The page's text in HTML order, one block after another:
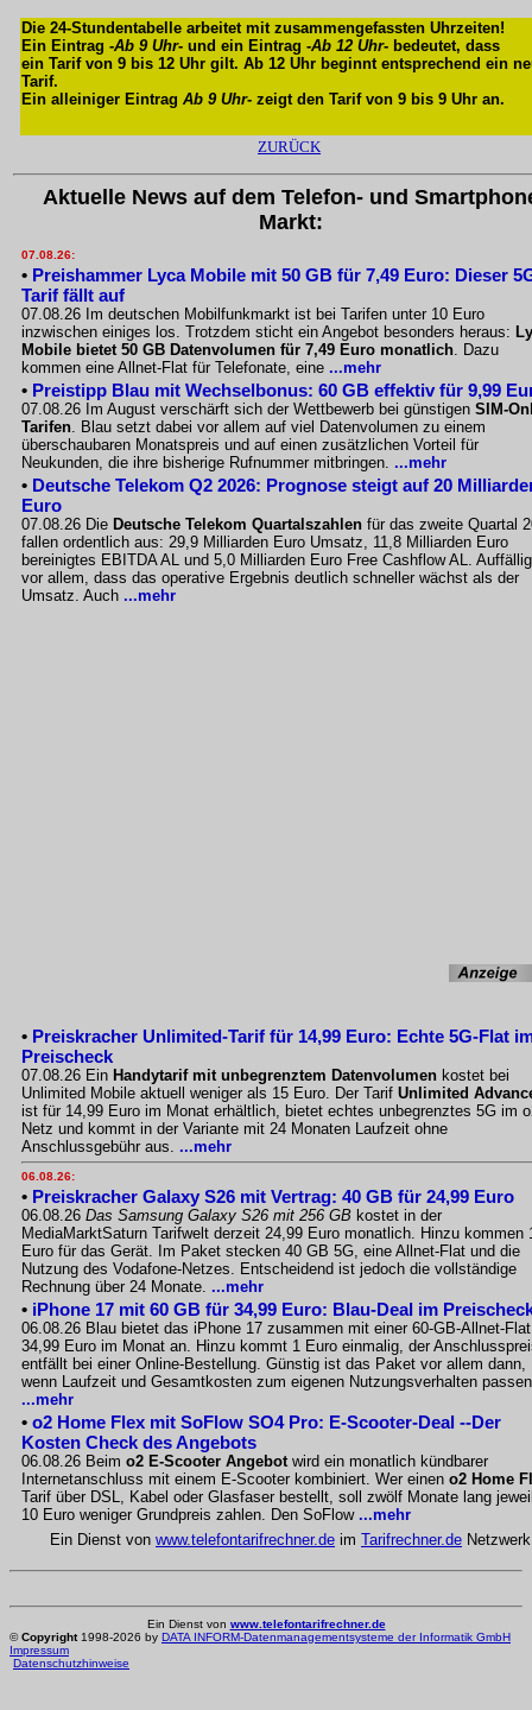
Die 24-Stundentabelle arbeitet mit zusammengefassten Uhrzeiten!
Ein Eintrag -Ab 9 Uhr- und ein Eintrag -Ab 12 Uhr- bedeutet, dass
ein Tarif von 9 bis 12 Uhr gilt. Ab 12 Uhr beginnt entsprechend ein
Tarif.
Ein alleiniger Eintrag Ab 9 Uhr- zeigt den Tarif von 9 bis 9 Uhr an.
ZURÜCK
Aktuelle News auf dem Telefon- und
Markt:
07.08.26:
• Preishammer Lyca Mobile mit 50 GB für 7,49 Euro: Dieser
Tarif fällt auf
07.08.26 Im deutschen Mobilfunkmarkt ist bei Tarifen unter 10 Euro
inzwischen einiges los. Trotzdem sticht ein Angebot besonders heraus:
Mobile bietet 50 GB Datenvolumen für 7,49 Euro monatlich. Dazu
kommen eine Allnet-Flat für Telefonate, eine ...mehr
• Preistipp Blau mit Wechselbonus: 60 GB effektiv für 9,99
07.08.26 Im August verschärft sich der Wettbewerb bei günstigen SIM-
Tarifen. Blau setzt dabei vor allem auf viel Datenvolumen zu einem
überschaubaren Monatspreis und auf einen zusätzlichen Vorteil für
Neukunden, die ihre bisherige Rufnummer mitbringen. ...mehr
• Deutsche Telekom Q2 2026: Prognose steigt auf 20
Euro
07.08.26 Die Deutsche Telekom Quartalszahlen für das zweite Quartal
fallen ordentlich aus: 29,9 Milliarden Euro Umsatz, 11,8 Milliarden Euro
bereinigtes EBITDA AL und 5,0 Milliarden Euro Free Cashflow AL.
vor allem, dass das operative Ergebnis deutlich schneller wächst als der
Umsatz. Auch ...mehr
• Preiskracher Unlimited-Tarif für 14,99 Euro: Echte 5G-Flat
Preischeck
07.08.26 Ein Handytarif mit unbegrenztem Datenvolumen kostet bei
Unlimited Mobile aktuell weniger als 15 Euro. Der Tarif Unlimited
ist für 14,99 Euro im Monat erhältlich, bietet echtes unbegrenztes 5G im
Netz und kommt in der Variante mit 24 Monaten Laufzeit ohne
Anschlussgebühr aus. ...mehr
06.08.26:
• Preiskracher Galaxy S26 mit Vertrag: 40 GB für 24,99 Euro
06.08.26 Das Samsung Galaxy S26 mit 256 GB kostet in der
MediaMarktSaturn Tarifwelt derzeit 24,99 Euro monatlich. Hinzu kommen
Euro für das Gerät. Im Paket stecken 40 GB 5G, eine Allnet-Flat und die
Nutzung des Vodafone-Netzes. Entscheidend ist jedoch die vollständige
Rechnung über 24 Monate. ...mehr
• iPhone 17 mit 60 GB für 34,99 Euro: Blau-Deal im
06.08.26 Blau bietet das iPhone 17 zusammen mit einer 60-GB-Allnet-
34,99 Euro im Monat an. Hinzu kommt 1 Euro einmalig, der
entfällt bei einer Online-Bestellung. Günstig ist das Paket vor allem dann,
wenn Laufzeit und Gesamtkosten zum eigenen Nutzungsverhalten
...mehr
• o2 Home Flex mit SoFlow SO4 Pro: E-Scooter-Deal --Der
Kosten Check des Angebots
06.08.26 Beim o2 E-Scooter Angebotwird ein monatlich kündbarer
Internetanschluss mit einem E-Scooter kombiniert. Wer einen o2 Home
Tarif über DSL, Kabel oder Glasfaser bestellt, soll zwölf Monate lang
10 Euro weniger Grundpreis zahlen. Den SoFlow ...mehr
Ein Dienst von www.telefontarifrechner.de im Tarifrechner.de Netzwerk
Ein Dienst von www.telefontarifrechner.de
©Copyright1998-2026 by DATA INFORM-Datenmanagementsysteme der Informatik GmbH
Impressum
Datenschutzhinweise